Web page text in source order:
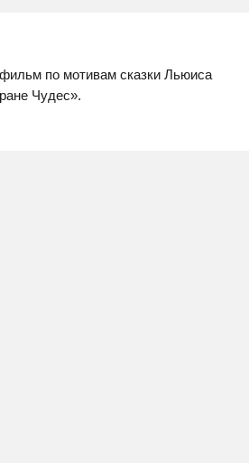
по мотивам сказки Льюиса
Чудес».